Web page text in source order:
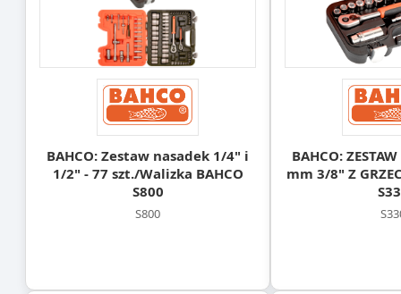
BAHCO: Zestaw nasadek 1/4" i
1/2" - 77 szt./Walizka BAHCO
S800
S800
BAHCO:
mm 3/8" Z